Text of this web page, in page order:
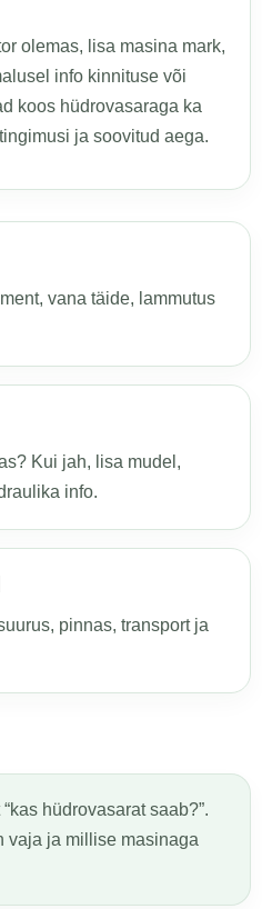
olemas, lisa masina mark,
info kinnituse või
koos hüdrovasaraga ka
ja soovitud aega.
vana täide, lammutus
Kui jah, lisa mudel,
info.
pinnas, transport ja
hüdrovasarat saab?”.
vaja ja millise masinaga